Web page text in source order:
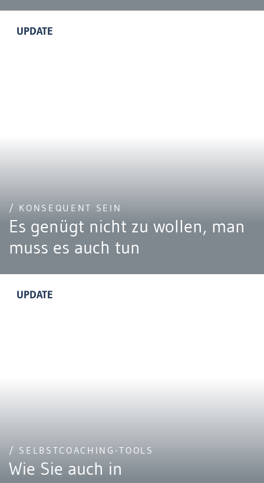
UPDATE
/ KONSEQUENT SEIN
Es genügt nicht zu wollen, man
muss es auch tun
UPDATE
/ SELBSTCOACHING-TOOLS
Wie Sie auch in